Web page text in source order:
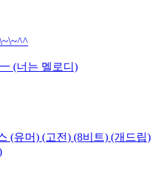
(너는 멜로디)
(유머) (고전) (8비트) (개드립)